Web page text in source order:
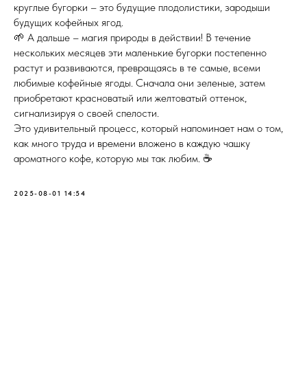
круглые бугорки – это будущие плодолистики, зародыши
будущих кофейных ягод.
🌱 А дальше – магия природы в действии! В течение
нескольких месяцев эти маленькие бугорки постепенно
растут и развиваются, превращаясь в те самые, всеми
любимые кофейные ягоды. Сначала они зеленые, затем
приобретают красноватый или желтоватый оттенок,
сигнализируя о своей спелости.
Это удивительный процесс, который напоминает нам о том,
как много труда и времени вложено в каждую чашку
ароматного кофе, которую мы так любим. ☕️
2025-08-01 14:54